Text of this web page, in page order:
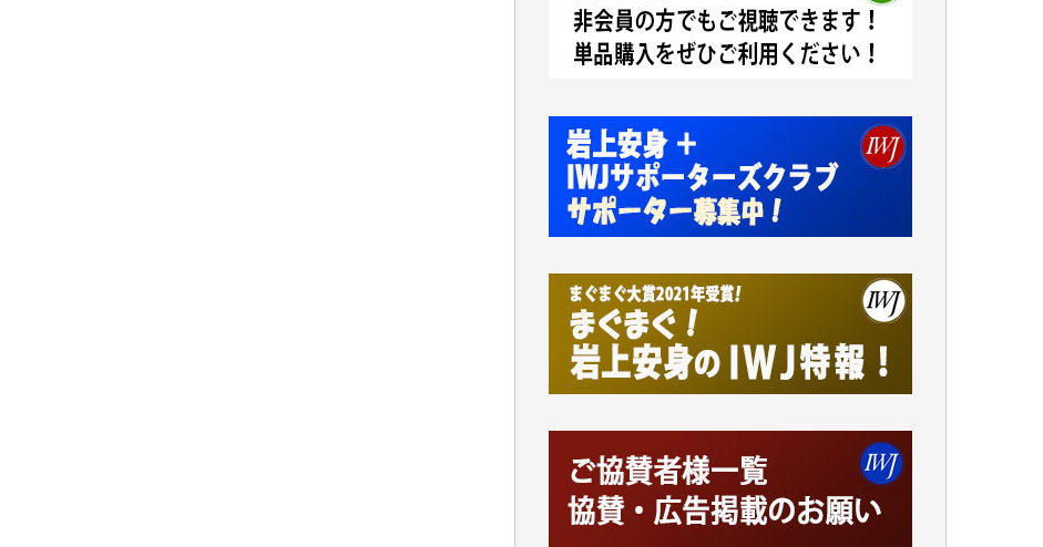
諸般の事情によりIWJ会費払えず今は非会員
です。市民側に立つ講演会にIWJのカメラマ
われるのはあまりにもったいない。少しでも
お役立てください。（H.O.様）
今日、僅かですがカンパしました。（T.M.
様）
今日、僅かですがカンパしました。IWJの危
機を乗り切るには到底及ばない額ですが病気
の妻を抱えている私にとっては精一杯のカン
パです。
かねてよりIWJが発してきた膨大な取材記事
や解説記事、そして各界の方々とのインタビ
産だと思っています。
Windows7の頃はIWJの動画もRealPlayerで録
画できて、かなりの動画をDVDに焼きこんで
保存していました。